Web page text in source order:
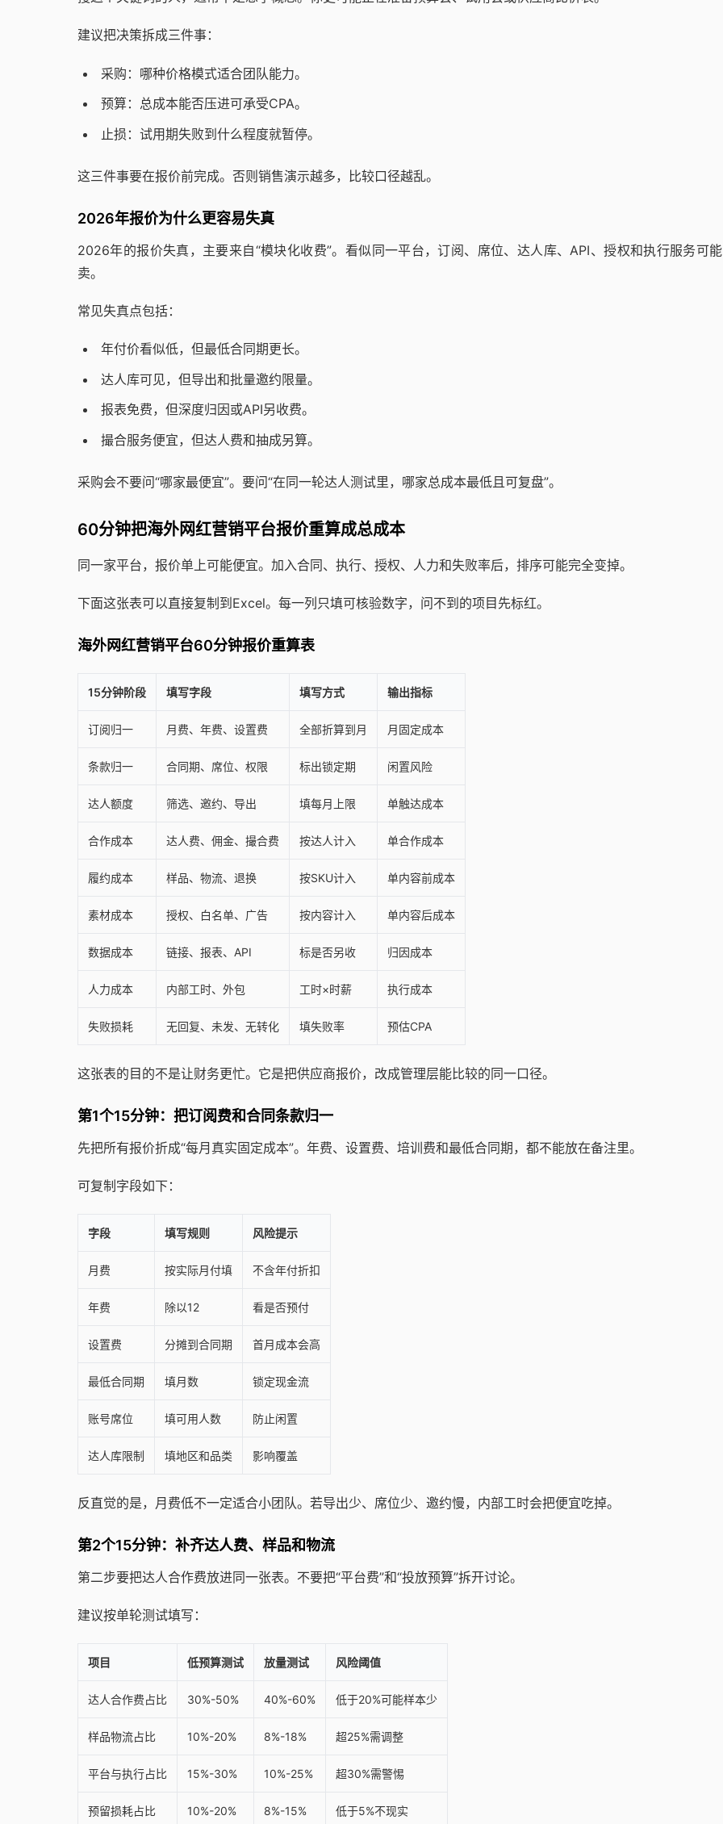
建议把决策拆成三件事：
采购：哪种价格模式适合团队能力。
预算：总成本能否压进可承受CPA。
止损：试用期失败到什么程度就暂停。
这三件事要在报价前完成。否则销售演示越多，比较口径越乱。
2026年报价为什么更容易失真
2026年的报价失真，主要来自“模块化收费”。看似同一平台，订阅、席位、达人库、API、授权和执行服务可
卖。
常见失真点包括：
年付价看似低，但最低合同期更长。
达人库可见，但导出和批量邀约限量。
报表免费，但深度归因或API另收费。
撮合服务便宜，但达人费和抽成另算。
采购会不要问“哪家最便宜”。要问“在同一轮达人测试里，哪家总成本最低且可复盘”。
60分钟把海外网红营销平台报价重算成总成本
同一家平台，报价单上可能便宜。加入合同、执行、授权、人力和失败率后，排序可能完全变掉。
下面这张表可以直接复制到Excel。每一列只填可核验数字，问不到的项目先标红。
海外网红营销平台60分钟报价重算表
15分钟阶段 填写字段 填写方式 输出指标
订阅归一 月费、年费、设置费 全部折算到月 月固定成本
条款归一 合同期、席位、权限 标出锁定期 闲置风险
达人额度 筛选、邀约、导出 填每月上限 单触达成本
合作成本 达人费、佣金、撮合费 按达人计入 单合作成本
履约成本 样品、物流、退换 按SKU计入 单内容前成本
素材成本 授权、白名单、广告 按内容计入 单内容后成本
数据成本 链接、报表、API 标是否另收 归因成本
人力成本 内部工时、外包 工时×时薪 执行成本
失败损耗 无回复、未发、无转化 填失败率 预估CPA
这张表的目的不是让财务更忙。它是把供应商报价，改成管理层能比较的同一口径。
第1个15分钟：把订阅费和合同条款归一
先把所有报价折成“每月真实固定成本”。年费、设置费、培训费和最低合同期，都不能放在备注里。
可复制字段如下：
字段 填写规则 风险提示
月费 按实际月付填 不含年付折扣
年费 除以12 看是否预付
设置费 分摊到合同期 首月成本会高
最低合同期 填月数 锁定现金流
账号席位 填可用人数 防止闲置
达人库限制 填地区和品类 影响覆盖
反直觉的是，月费低不一定适合小团队。若导出少、席位少、邀约慢，内部工时会把便宜吃掉。
第2个15分钟：补齐达人费、样品和物流
第二步要把达人合作费放进同一张表。不要把“平台费”和“投放预算”拆开讨论。
建议按单轮测试填写：
项目 低预算测试 放量测试 风险阈值
达人合作费占比 30%-50% 40%-60% 低于20%可能样本少
样品物流占比 10%-20% 8%-18% 超25%需调整
平台与执行占比 15%-30% 10%-25% 超30%需警惕
预留损耗占比 10%-20% 8%-15% 低于5%不现实